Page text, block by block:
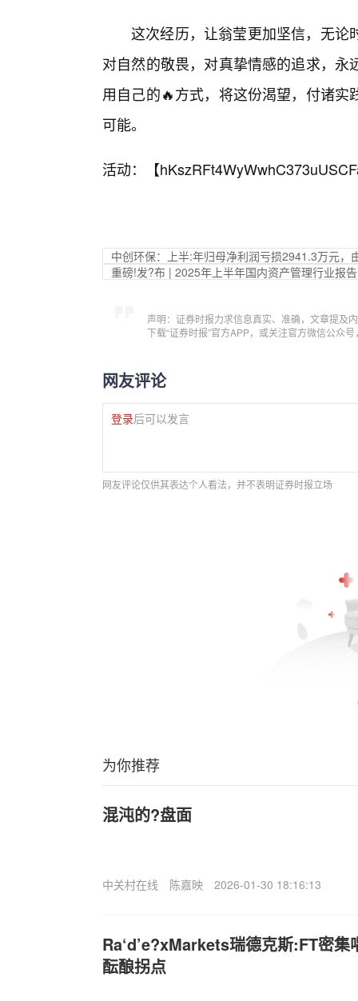
这次经历，让翁莹更加坚信，无论
对自然的敬畏，对真挚情感的追求，
用自己的🔥方式，将这份渴望，付诸
可能。
活动：【
中创环保：上半:年归母净利润亏损2941.3万元，
重磅!发?布 | 2025年上半年国内资产管理行业报告
声明：证券时报力求信息真实、准确，文章提及
下载“证券时报”官方APP，或关注官方微信公众
网友评论
登录后可以发言
网友评论仅供其表达个人看法，并不表明证券时报立场
为你推荐
混沌的?盘面
中关村在线 陈嘉映 2026-01-30 18:16:13
Ra‘d’e?xMarkets瑞德克斯:FT密
酝酿拐点